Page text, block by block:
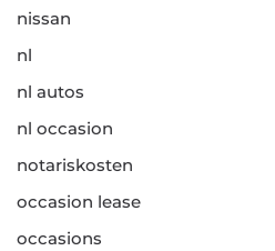
nissan
nl
nl autos
nl occasion
notariskosten
occasion lease
occasions